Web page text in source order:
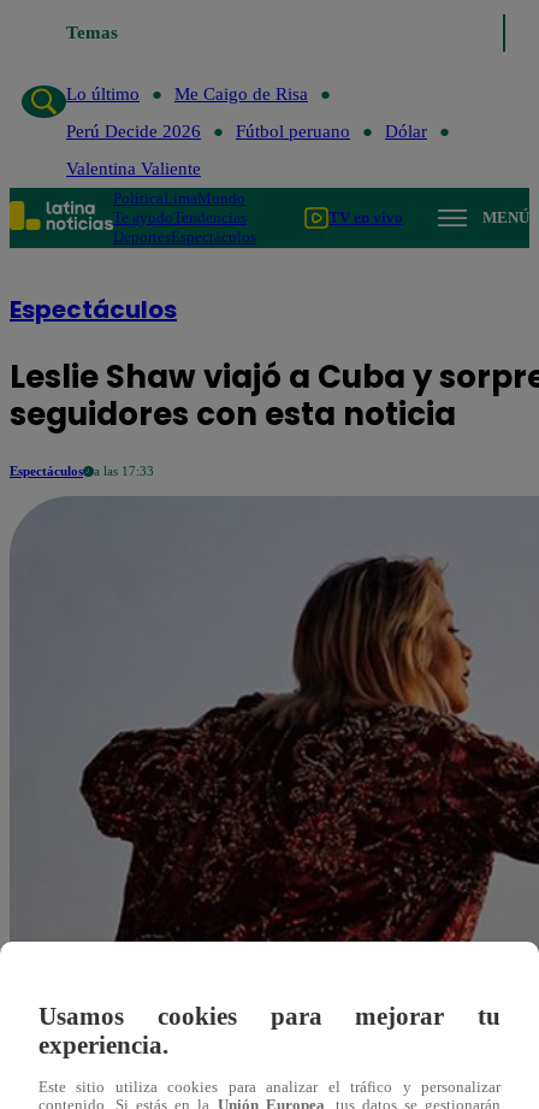
Temas
Lo último
Me Caigo de Risa
Perú Decide 2026
Fútbol peruano
Dólar
Valentina Valiente
PolíticaLimaMundo
Te ayudoTendencias
DeportesEspectáculos
TV en vivo MENÚ
Espectáculos
Leslie Shaw viajó a Cuba y
seguidores con esta noticia
Espectáculos a las 17:33
04 de octubre 2018
Usamos cookies para mejorar tu
experiencia.
Este sitio utiliza cookies para analizar el tráfico y personalizar
contenido. Si estás en la Unión Europea , tus datos se gestionarán